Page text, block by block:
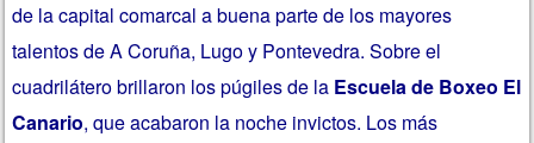
de la capital comarcal a buena parte de los mayores
talentos de A Coruña, Lugo y Pontevedra. Sobre el
cuadrilátero brillaron los púgiles de la Escuela de Boxeo El
Canario, que acabaron la noche invictos. Los más